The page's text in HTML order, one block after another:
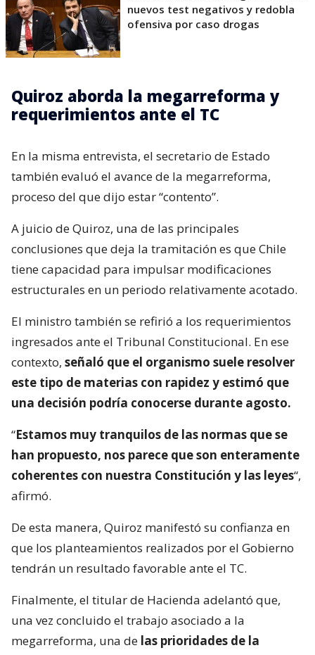
nuevos test negativos y redobla
ofensiva por caso drogas
Quiroz aborda la megarreforma y
requerimientos ante el TC
En la misma entrevista, el secretario de Estado
también evaluó el avance de la megarreforma,
proceso del que dijo estar “contento”.
A juicio de Quiroz, una de las principales
conclusiones que deja la tramitación es que Chile
tiene capacidad para impulsar modificaciones
estructurales en un periodo relativamente acotado.
El ministro también se refirió a los requerimientos
ingresados ante el Tribunal Constitucional. En ese
contexto, señaló que el organismo suele resolver
este tipo de materias con rapidez y estimó que
una decisión podría conocerse durante agosto.
“Estamos muy tranquilos de las normas que se
han propuesto, nos parece que son enteramente
coherentes con nuestra Constitución y las leyes“,
afirmó.
De esta manera, Quiroz manifestó su confianza en
que los planteamientos realizados por el Gobierno
tendrán un resultado favorable ante el TC.
Finalmente, el titular de Hacienda adelantó que,
una vez concluido el trabajo asociado a la
megarreforma, una de las prioridades de la